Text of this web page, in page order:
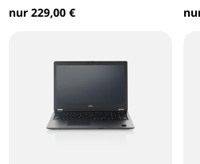
nur 229,00 €